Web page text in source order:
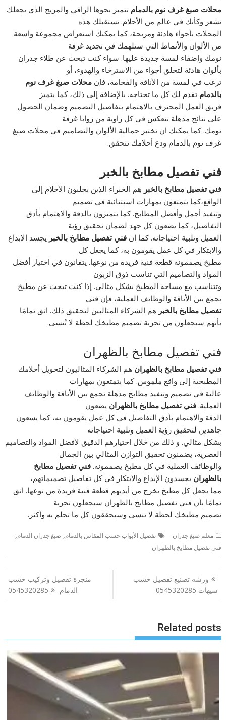
محلات صبغ غرف نوم بالدمامتتميز بجوها الراقي والمريح الذي يجعلك
تشعر وكأنك في عالم من الأحلام. تستقبلك هذه
المحلات بأجواء هادئة ومريحة، كما يمكنك استعراض مجموعة واسعة
من الألوان والأنماط التي ستلهمك في تجديد غرفة
نومك وإضفاء لمسة جديدة عليها. سواء كنت تبحث عن طلاء جدران
بألوان هادئة لتخلق أجواء من الاسترخاء والهدوء، أو
ترغب في لمسة من الأناقة والفخامة، فإنمحلات صبغ غرف نوم
بالدمامتقدم لك كل ما تحتاجه. بالإضافة إلى ذلك، كما يتميز
فريق العمل المحترف بالاهتمام بتفاصيل التصميم وضمان الحصول
على نتائج مذهلة تنعكس في كل زاوية من زوايا غرفة
نومك. كما يمكنك ان تختبر جمالية الألوان والتصاميم في محلات صبغ
غرف نوم بالدمام ودع أحلامك تتحقق.
فني تفصيل مطابخ بالخبر
فني تفصيل مطابخ بالخبر هم الخبراء الذين يجلبون الأحلام إلى
الواقع،كما يتمتعون بمهارات استثنائية في تصميم
وتنفيذ أجمل وأفضل المطابخ. كما يتميزون بالدقة والاهتمام بأدق
التفاصيل، كما يضعون كل جهد لضمان تحقيق رؤية
العميل وتلبية احتياجاته. كما انفني تفصيل مطابخ بالخبر يجسد الإبداع
والابتكار في كل عمل يقومون به، كما يجعل كل
مطبخ يصممونه قطعة فنية فريدة من نوعها. يتفانون في اختيار أفضل
المواد والتصاميم التي تناسب ذوق الزبون
وتتناسب مع مساحة المطبخ بشكل مثالي. إذا كنت تبحث عن مطبخ
يجمع بين الأناقة والوظائف العملية، فإن فني
تفصيل مطابخ بالخبر هم الشركاء المثاليين لتحقيق ذلك. اثق تمامًا
بأنهم سيجعلون من تجربة تصميم مطبخك لحظة لا تُنسى.
فني تفصيل مطابخ بالظهران
فني تفصيل مطابخ بالظهران هم الشركاء المثاليون لتحويل أحلامك
المطبخية إلى واقع ملموس. كما يتمتعون بمهارات
عالية في تصميم وتنفيذ مطابخ مذهلة تجمع بين الأناقة والوظائف
العملية.فني تفصيل مطابخ بالظهران يضعون
الدقة والاهتمام بأدق التفاصيل في كل عمل يقومون به، كما يسعون
جاهدين لتحقيق رؤية العميل وتلبية احتياجاته
بشكل مثالي. و ذلك من خلال اختيارهم الدقيق لأفضل المواد والتصاميم
العصرية، يضمنون تحقيق التوازن المثالي بين الجمال
والوظائف العملية في كل مطبخ يصممونه. فني تفصيل مطابخ
بالظهران يجسدون الإبداع والابتكار في كل تفاصيل تصميماتهم،
مما يجعل كل مطبخ يخرج من أيديهم قطعة فنية فريدة من نوعها. اثق
تمامًا بأن فني تفصيل مطابخ بالظهران سيجعلون تجربة
تصميم مطبخك لحظة لا تنسى وسيحققون كل ما تحلم به وأكثر.
معلم صبغ جدران تفصيل الأبواب حسب المقاس بالدمام,صبغ جدران الدمام,
فني تفصيل مطابخ بالظهران
تصفّح
المقالات
ورشه تصنيع تفصيل خشب
سيهات 0545320285
منجرة تفصيل وتركيب خشب
الدمام 0545320285
Related posts